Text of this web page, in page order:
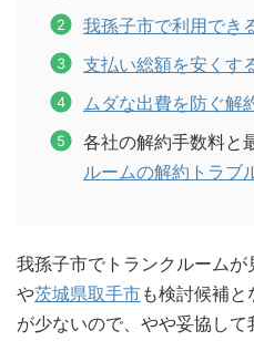
我孫子市で利用でき
支払い総額を安くす
ムダな出費を防ぐ解
各社の解約手数料と
ルームの解約トラブ
我孫子市でトランクルームが
や茨城県取手市も検討候補
が少ないので、やや妥協し